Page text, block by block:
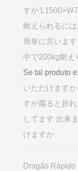
すが
耐えられるに
簡単に言いま
中で200kg耐え
Se tal produto
いただけます
すが腐ると折
してます 出来
けますか
Dragão Rápido